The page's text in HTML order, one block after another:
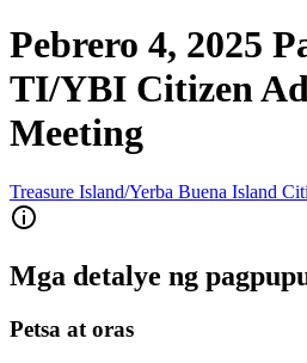
Pebrero 4, 2025
TI/YBI Citizen
Meeting
Treasure Island/Yerba Buena Island
Mga detalye ng
Petsa at oras